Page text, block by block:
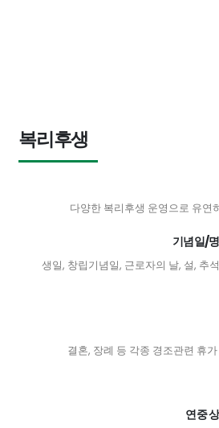
복리후생
다양한 복리후생 운영으로 유연
기념일/
생일, 창립기념일, 근로자의 날, 설, 추
결혼, 장례 등 각종 경조관련 휴
연중